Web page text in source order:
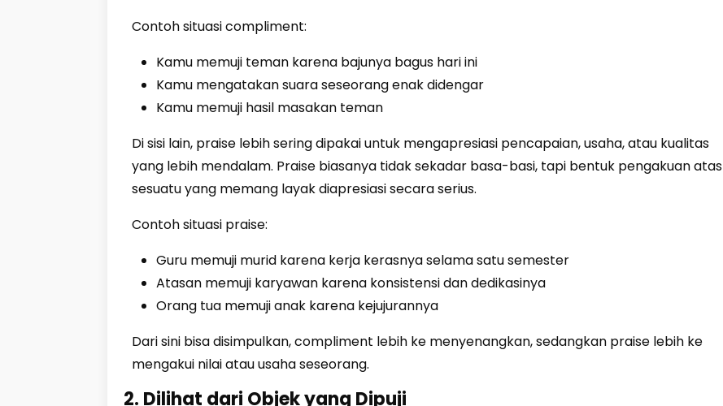
Contoh situasi compliment:
Kamu memuji teman karena bajunya bagus hari ini
Kamu mengatakan suara seseorang enak didengar
Kamu memuji hasil masakan teman
Di sisi lain, praise lebih sering dipakai untuk mengapresiasi pencapaian, usaha, atau kualitas
yang lebih mendalam. Praise biasanya tidak sekadar basa-basi, tapi bentuk pengakuan atas
sesuatu yang memang layak diapresiasi secara serius.
Contoh situasi praise:
Guru memuji murid karena kerja kerasnya selama satu semester
Atasan memuji karyawan karena konsistensi dan dedikasinya
Orang tua memuji anak karena kejujurannya
Dari sini bisa disimpulkan, compliment lebih ke menyenangkan, sedangkan praise lebih ke
mengakui nilai atau usaha seseorang.
2. Dilihat dari Objek yang Dipuji